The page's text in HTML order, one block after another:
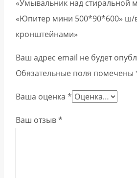
«Умывальник над стиральной
«Юпитер мини 500*90*600» ш/
кронштейнами»
Ваш адрес email не будет
Обязательные поля помечены
Ваша оценка *
Ваш отзыв*